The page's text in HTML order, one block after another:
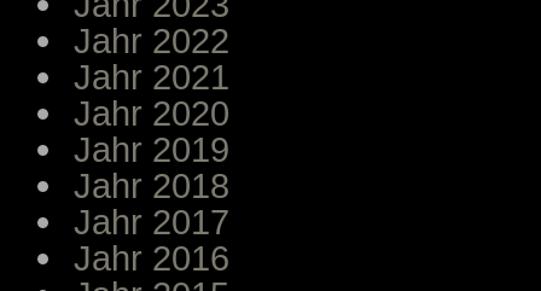
Jahr 2022
Jahr 2021
Jahr 2020
Jahr 2019
Jahr 2018
Jahr 2017
Jahr 2016